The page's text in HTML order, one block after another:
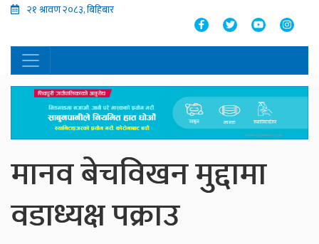
२१ श्रावण २०८३, बिहिबार
मानव बेचविखन मुद्दामा
वडाध्यक्ष पक्राउ